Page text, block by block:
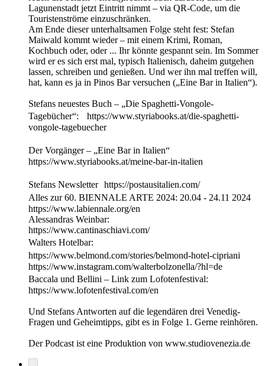
Lagunenstadt jetzt Eintritt nimmt – via QR-Code, um die
Touristenströme einzuschränken.
Am Ende dieser unterhaltsamen Folge steht fest: Stefan
Maiwald kommt wieder – mit einem Krimi, Roman,
Kochbuch oder, oder ... Ihr könnte gespannt sein. Im Sommer
wird er es sich erst mal, typisch Italienisch, daheim gutgehen
lassen, schreiben und genießen. Und wer ihn mal treffen will,
hat, kann es ja in Pinos Bar versuchen („Eine Bar in Italien“).
Stefans neuestes Buch – „Die Spaghetti-Vongole-
Tagebücher“: https://www.styriabooks.at/die-spaghetti-
vongole-tagebuecher
Der Vorgänger – „Eine Bar in Italien“
https://www.styriabooks.at/meine-bar-in-italien
Stefans Newsletter https://postausitalien.com/
Alles zur 60. BIENNALE ARTE 2024: 20.04 - 24.11 2024
https://www.labiennale.org/en
Alessandras Weinbar:
https://www.cantinaschiavi.com/
Walters Hotelbar:
https://www.belmond.com/stories/belmond-hotel-cipriani
https://www.instagram.com/walterbolzonella/?hl=de
Baccala und Bellini – Link zum Lofotenfestival:
https://www.lofotenfestival.com/en
Und Stefans Antworten auf die legendären drei Venedig-
Fragen und Geheimtipps, gibt es in Folge 1. Gerne reinhören.
Der Podcast ist eine Produktion von www.studiovenezia.de